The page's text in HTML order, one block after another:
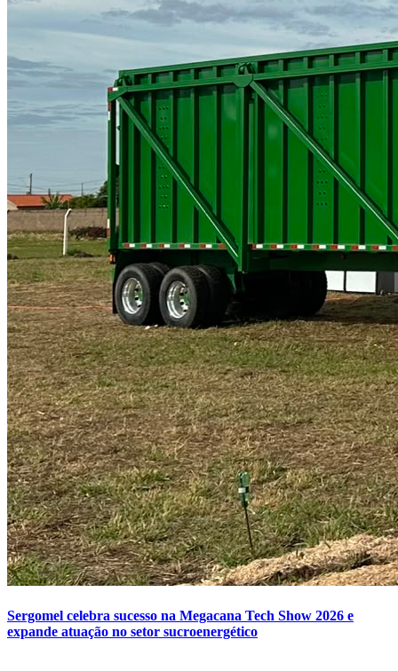
Sergomel celebra sucesso na Megacana Tech Show 2026 e
expande atuação no setor sucroenergético